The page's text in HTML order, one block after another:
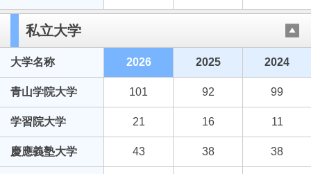
私立大学
大学名称 2026 2025 2024
青山学院大学 101 92 99
学習院大学 21 16 11
慶應義塾大学 43 38 38